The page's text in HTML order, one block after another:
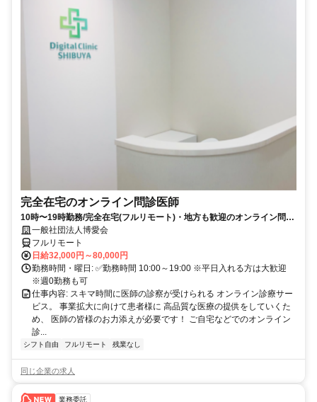
完全在宅のオンライン問診医師
10時〜19時勤務/完全在宅(フルリモート)・地方も歓迎のオンライン問診
業務一般社団法人博愛会
フルリモート
日給32,000円～80,000円
勤務時間・曜日: ✅勤務時間 10:00～19:00 ※平日入れる方は大歓迎
※週0勤務も可
仕事内容: スキマ時間に医師の診察が受けられる オンライン診療サー
ビス。 事業拡大に向けて患者様に 高品質な医療の提供をしていくた
め、 医師の皆様のお力添えが必要です！ ご自宅などでのオンライン
診...
シフト自由 フルリモート 残業なし
同じ企業の求人
業務委託